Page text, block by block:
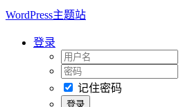
WordPress主题站
登录
记住密码